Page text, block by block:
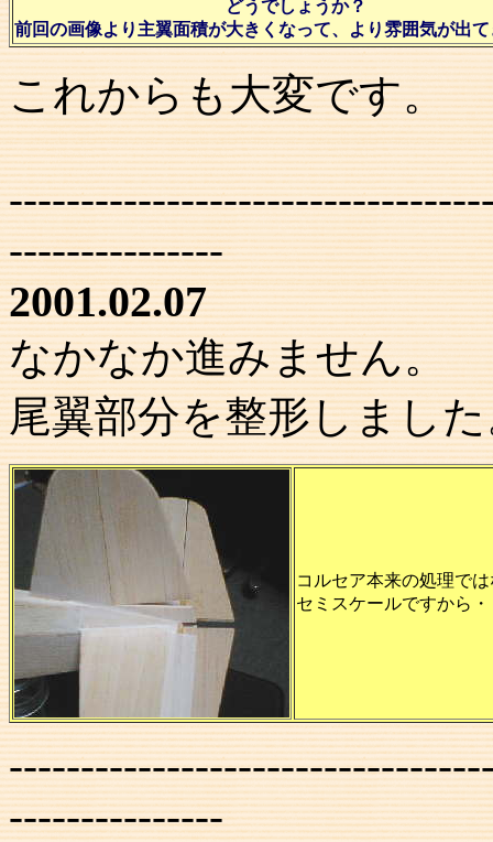
どうでしょうか？
前回の画像より主翼面積が大きくなって、より雰囲気が出
これからも大変です。
---------------
2001.02.07
なかなか進みません。
尾翼部分を整形しまし
コルセア本来の処理で
セミスケールですから
---------------